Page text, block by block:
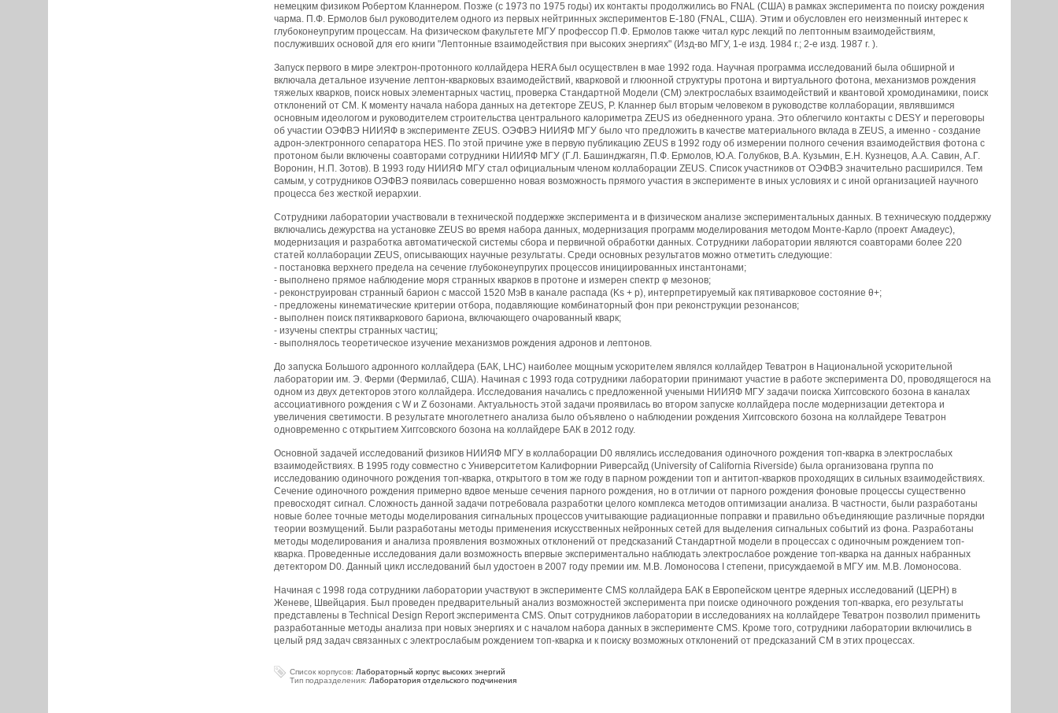
немецким физиком Робертом Кланнером. Позже (с 1973 по 1975 годы) их контакты продолжились во FNAL (США) в рамках эксперимента по поиску рождения
чарма. П.Ф. Ермолов был руководителем одного из первых нейтринных экспериментов Е-180 (FNAL, США). Этим и обусловлен его неизменный интерес к
глубоконеупругим процессам. На физическом факультете МГУ профессор П.Ф. Ермолов также читал курс лекций по лептонным взаимодействиям,
послуживших основой для его книги "Лептонные взаимодействия при высоких энергиях" (Изд-во МГУ, 1-е изд. 1984 г.; 2-е изд. 1987 г. ).
Запуск первого в мире электрон-протонного коллайдера HERA был осуществлен в мае 1992 года. Научная программа исследований была обширной и
включала детальное изучение лептон-кварковых взаимодействий, кварковой и глюонной структуры протона и виртуального фотона, механизмов рождения
тяжелых кварков, поиск новых элементарных частиц, проверка Стандартной Модели (СМ) электрослабых взаимодействий и квантовой хромодинамики, поиск
отклонений от СМ. К моменту начала набора данных на детекторе ZEUS, Р. Кланнер был вторым человеком в руководстве коллаборации, являвшимся
основным идеологом и руководителем строительства центрального калориметра ZEUS из обедненного урана. Это облегчило контакты с DESY и переговоры
об участии ОЭФВЭ НИИЯФ в эксперименте ZEUS. ОЭФВЭ НИИЯФ МГУ было что предложить в качестве материального вклада в ZEUS, а именно - создание
адрон-электронного сепаратора HES. По этой причине уже в первую публикацию ZEUS в 1992 году об измерении полного сечения взаимодействия фотона с
протоном были включены соавторами сотрудники НИИЯФ МГУ (Г.Л. Башинджагян, П.Ф. Ермолов, Ю.А. Голубков, В.А. Кузьмин, Е.Н. Кузнецов, А.А. Савин, А.Г.
Воронин, Н.П. Зотов). В 1993 году НИИЯФ МГУ стал официальным членом коллаборации ZEUS. Список участников от ОЭФВЭ значительно расширился. Тем
самым, у сотрудников ОЭФВЭ появилась совершенно новая возможность прямого участия в эксперименте в иных условиях и с иной организацией научного
процесса без жесткой иерархии.
Сотрудники лаборатории участвовали в технической поддержке эксперимента и в физическом анализе экспериментальных данных. В техническую поддержку
включались дежурства на установке ZEUS во время набора данных, модернизация программ моделирования методом Монте-Карло (проект Амадеус),
модернизация и разработка автоматической системы сбора и первичной обработки данных. Сотрудники лаборатории являются соавторами более 220
статей коллаборации ZEUS, описывающих научные результаты. Среди основных результатов можно отметить следующие:
- постановка верхнего предела на сечение глубоконеупругих процессов инициированных инстантонами;
- выполнено прямое наблюдение моря странных кварков в протоне и измерен спектр φ мезонов;
- реконструирован странный барион с массой 1520 МэВ в канале распада (Ks + p), интерпретируемый как пятиварковое состояние θ+;
- предложены кинематические критерии отбора, подавляющие комбинаторный фон при реконструкции резонансов;
- выполнен поиск пятикваркового бариона, включающего очарованный кварк;
- изучены спектры странных частиц;
- выполнялось теоретическое изучение механизмов рождения адронов и лептонов.
До запуска Большого адронного коллайдера (БАК, LHC) наиболее мощным ускорителем являлся коллайдер Теватрон в Национальной ускорительной
лаборатории им. Э. Ферми (Фермилаб, США). Начиная с 1993 года сотрудники лаборатории принимают участие в работе эксперимента D0, проводящегося на
одном из двух детекторов этого коллайдера. Исследования начались с предложенной учеными НИИЯФ МГУ задачи поиска Хиггсовского бозона в каналах
ассоциативного рождения с W и Z бозонами. Актуальность этой задачи проявилась во втором запуске коллайдера после модернизации детектора и
увеличения светимости. В результате многолетнего анализа было объявлено о наблюдении рождения Хиггсовского бозона на коллайдере Теватрон
одновременно с открытием Хиггсовского бозона на коллайдере БАК в 2012 году.
Основной задачей исследований физиков НИИЯФ МГУ в коллаборации D0 являлись исследования одиночного рождения топ-кварка в электрослабых
взаимодействиях. В 1995 году совместно с Университетом Калифорнии Риверсайд (University of California Riverside) была организована группа по
исследованию одиночного рождения топ-кварка, открытого в том же году в парном рождении топ и антитоп-кварков проходящих в сильных взаимодействиях.
Сечение одиночного рождения примерно вдвое меньше сечения парного рождения, но в отличии от парного рождения фоновые процессы существенно
превосходят сигнал. Сложность данной задачи потребовала разработки целого комплекса методов оптимизации анализа. В частности, были разработаны
новые более точные методы моделирования сигнальных процессов учитывающие радиационные поправки и правильно объединяющие различные порядки
теории возмущений. Были разработаны методы применения искусственных нейронных сетей для выделения сигнальных событий из фона. Разработаны
методы моделирования и анализа проявления возможных отклонений от предсказаний Стандартной модели в процессах с одиночным рождением топ-
кварка. Проведенные исследования дали возможность впервые экспериментально наблюдать электрослабое рождение топ-кварка на данных набранных
детектором D0. Данный цикл исследований был удостоен в 2007 году премии им. М.В. Ломоносова I степени, присуждаемой в МГУ им. М.В. Ломоносова.
Начиная с 1998 года сотрудники лаборатории участвуют в эксперименте CMS коллайдера БАК в Европейском центре ядерных исследований (ЦЕРН) в
Женеве, Швейцария. Был проведен предварительный анализ возможностей эксперимента при поиске одиночного рождения топ-кварка, его результаты
представлены в Technical Design Report эксперимента CMS. Опыт сотрудников лаборатории в исследованиях на коллайдере Теватрон позволил применить
разработанные методы анализа при новых энергиях и с началом набора данных в эксперименте CMS. Кроме того, сотрудники лаборатории включились в
целый ряд задач связанных с электрослабым рождением топ-кварка и к поиску возможных отклонений от предсказаний СМ в этих процессах.
Список корпусов: Лабораторный корпус высоких энергий
Тип подразделения: Лаборатория отдельского подчинения